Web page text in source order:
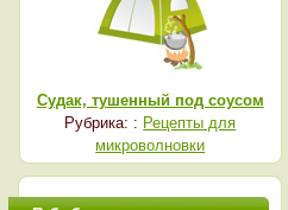
Судак, тушенный под соусом
Рубрика: : Рецепты для
микроволновки